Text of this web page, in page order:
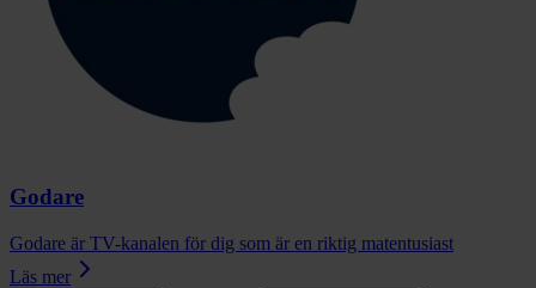
Godare
Godare är TV-kanalen för dig som är en riktig matentusiast
Läs mer